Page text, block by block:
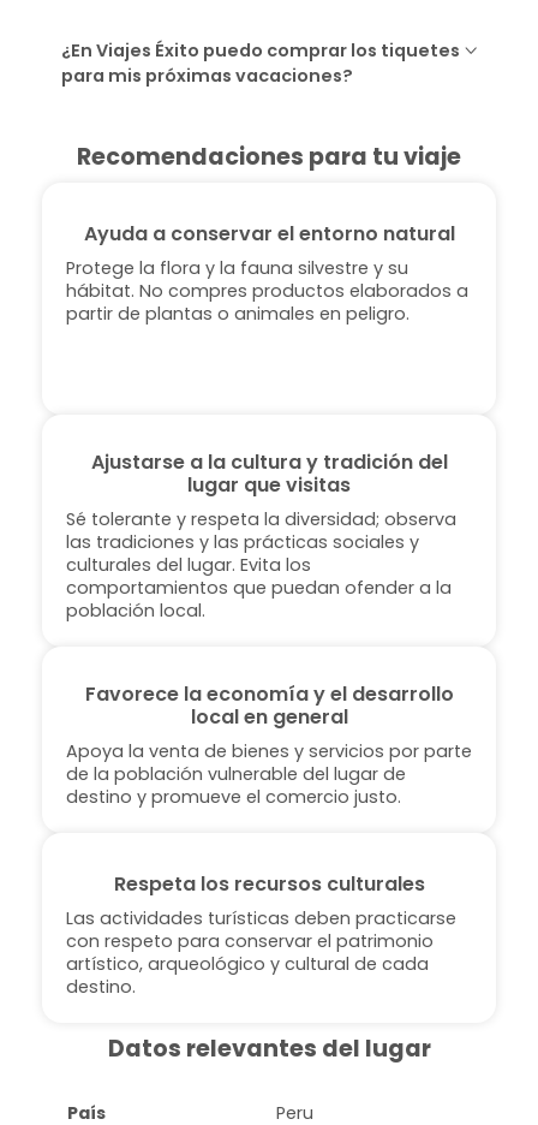
¿En Viajes Éxito puedo comprar los tiquetes
para mis próximas vacaciones?
Recomendaciones para tu viaje
Ayuda a conservar el entorno natural
Protege la flora y la fauna silvestre y su
hábitat. No compres productos elaborados a
partir de plantas o animales en peligro.
Ajustarse a la cultura y tradición del
lugar que visitas
Sé tolerante y respeta la diversidad; observa
las tradiciones y las prácticas sociales y
culturales del lugar. Evita los
comportamientos que puedan ofender a la
población local.
Favorece la economía y el desarrollo
local en general
Apoya la venta de bienes y servicios por parte
de la población vulnerable del lugar de
destino y promueve el comercio justo.
Respeta los recursos culturales
Las actividades turísticas deben practicarse
con respeto para conservar el patrimonio
artístico, arqueológico y cultural de cada
destino.
Datos relevantes del lugar
País Peru